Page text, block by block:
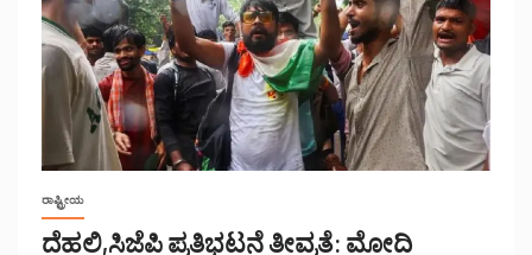
ರಾಷ್ಟ್ರೀಯ
ದೆಹಲಿ,ಸಿಜೆಪಿ ಪ್ರತಿಭಟನೆ ತೀವ್ರತೆ: ಮೋದಿ